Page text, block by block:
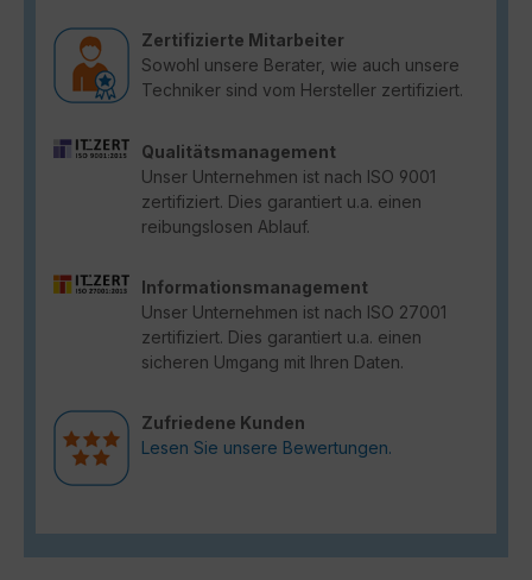
Zertifizierte Mitarbeiter
Sowohl unsere Berater, wie auch unsere
Techniker sind vom Hersteller zertifiziert.
Qualitätsmanagement
Unser Unternehmen ist nach ISO 9001
zertifiziert. Dies garantiert u.a. einen
reibungslosen Ablauf.
Informationsmanagement
Unser Unternehmen ist nach ISO 27001
zertifiziert. Dies garantiert u.a. einen
sicheren Umgang mit Ihren Daten.
Zufriedene Kunden
Lesen Sie unsere Bewertungen.